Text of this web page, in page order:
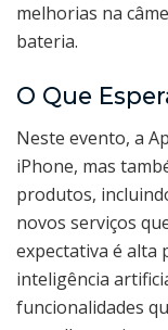
melhorias na
bateria.
O Que
Neste evento, a
iPhone, mas
produtos,
novos serviços
expectativa é alta
inteligência
funcionalidades